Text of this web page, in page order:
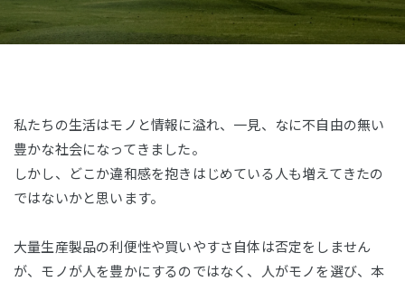
私たちの生活はモノと情報に溢れ、一見、なに不自由の無い
豊かな社会になってきました。
しかし、どこか違和感を抱きはじめている人も増えてきたの
ではないかと思います。
大量生産製品の利便性や買いやすさ自体は否定をしません
が、モノが人を豊かにするのではなく、人がモノを選び、本